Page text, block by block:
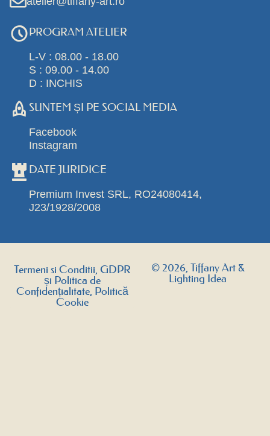
PROGRAM ATELIER
L-V : 08.00 - 18.00
S : 09.00 - 14.00
D : INCHIS
SUNTEM ȘI PE SOCIAL MEDIA
Facebook
Instagram
DATE JURIDICE
Premium Invest SRL, RO24080414,
J23/1928/2008
Termeni si Conditii, GDPR
și Politica de
Confidențialitate, Politică
Cookie
© 2026, Tiffany Art &
Lighting Idea